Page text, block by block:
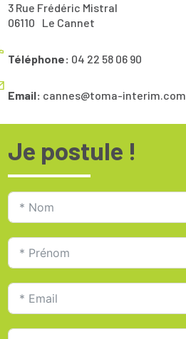
3 Rue Frédéric Mistral
Le Cannet
06110
Téléphone: 04 22 58 06 90
Email: cannes@toma-interim.com
Je postule !